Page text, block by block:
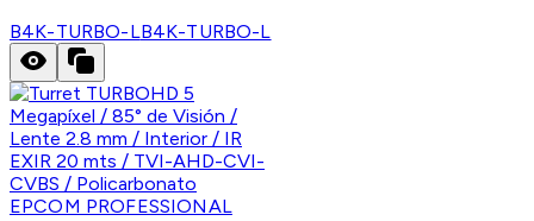
B4K-TURBO-LB4K-TURBO-L
EPCOM PROFESSIONAL